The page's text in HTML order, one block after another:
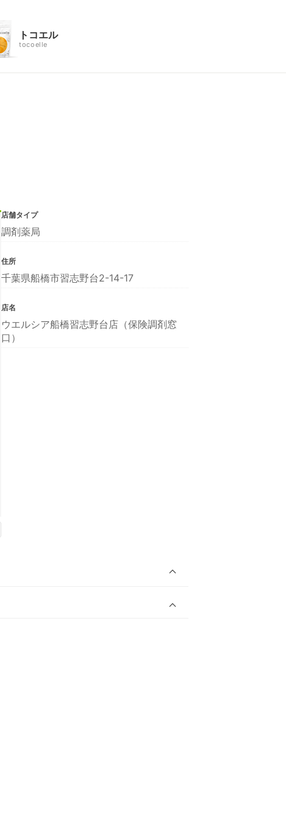
トコエル
tocoelle
店舗タイプ
調剤薬局
住所
千葉県船橋市習志野台2-14-17
店名
ウエルシア船橋習志野台店（保険調剤窓
口）